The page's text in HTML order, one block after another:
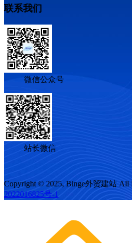
联系我们
微信公众号
站长微信
Copyright © 2025, Binge外贸建站 All
2022016825号-1